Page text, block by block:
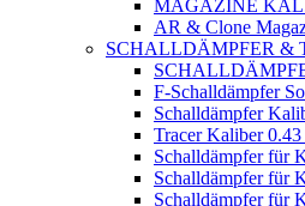
MAGAZINE
AR & Clone
SCHALLDÄMPFER &
F-Schalldämpfer
Schalldämpfer
Tracer Kaliber
Schalldämpfer für
Schalldämpfer für
Schalldämpfer für